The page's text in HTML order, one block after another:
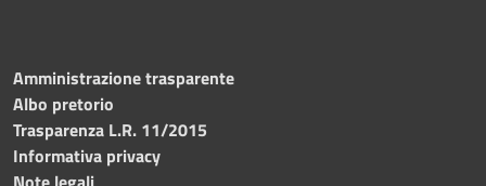
Amministrazione trasparente
Albo pretorio
Trasparenza L.R. 11/2015
Informativa privacy